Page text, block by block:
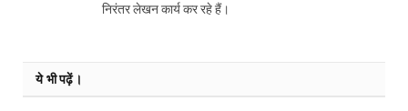
निरंतर लेखन कार्य कर रहे हैं।
ये भी पढ़ें।